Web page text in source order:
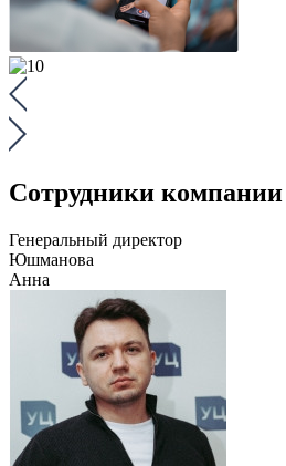
Сотрудники компании
Генеральный директор
Юшманова
Анна